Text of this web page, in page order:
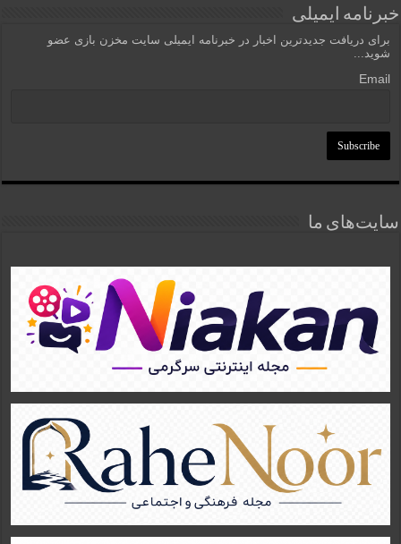
خبرنامه ایمیلی
برای دریافت جدیدترین اخبار در خبرنامه ایمیلی سایت مخزن بازی عضو
شوید...
Email
سایت‌های ما